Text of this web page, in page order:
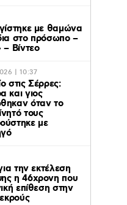
με θαμώνα
στο πρόσωπο –
Βίντεο
| 10:37
στις Σέρρες:
και γιος
όταν το
τους
με
την εκτέλεση
η 46χρονη που
επίθεση στην